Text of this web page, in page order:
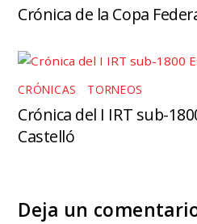
Crónica de la Copa
CRÓNICAS TORNEOS
Crónica del I IRT sub-
Castelló
Deja un